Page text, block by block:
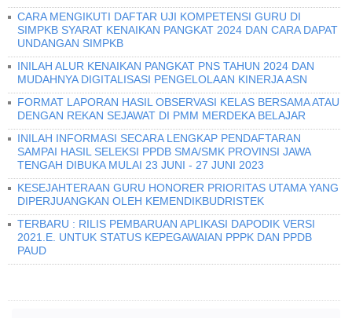
CARA MENGIKUTI DAFTAR UJI KOMPETENSI GURU DI
SIMPKB SYARAT KENAIKAN PANGKAT 2024 DAN CARA DAPAT
UNDANGAN SIMPKB
INILAH ALUR KENAIKAN PANGKAT PNS TAHUN 2024 DAN
MUDAHNYA DIGITALISASI PENGELOLAAN KINERJA ASN
FORMAT LAPORAN HASIL OBSERVASI KELAS BERSAMA ATAU
DENGAN REKAN SEJAWAT DI PMM MERDEKA BELAJAR
INILAH INFORMASI SECARA LENGKAP PENDAFTARAN
SAMPAI HASIL SELEKSI PPDB SMA/SMK PROVINSI JAWA
TENGAH DIBUKA MULAI 23 JUNI - 27 JUNI 2023
KESEJAHTERAAN GURU HONORER PRIORITAS UTAMA YANG
DIPERJUANGKAN OLEH KEMENDIKBUDRISTEK
TERBARU : RILIS PEMBARUAN APLIKASI DAPODIK VERSI
2021.E. UNTUK STATUS KEPEGAWAIAN PPPK DAN PPDB
PAUD